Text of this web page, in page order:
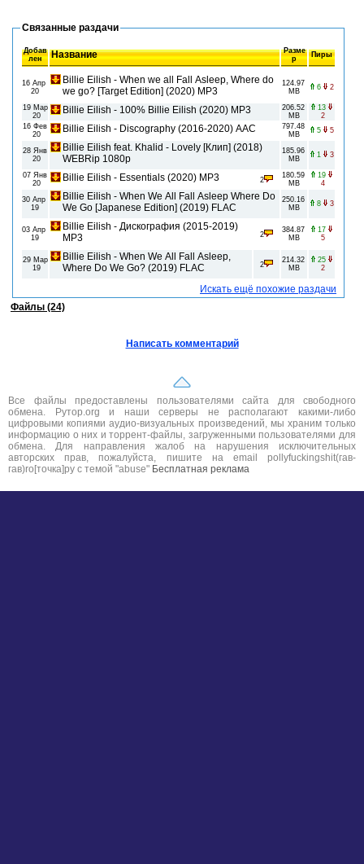
Связанные раздачи
Добав
лен
Название
Разме
р
Пиры
16 Апр
20
Billie Eilish - When we all Fall Asleep, Where do
we go? [Target Edition] (2020) MP3
124.97
MB
6 2
19 Мар
20
Billie Eilish - 100% Billie Eilish (2020) MP3
206.52
MB
13
2
16 Фев
20
Billie Eilish - Discography (2016-2020) AAC
797.48
MB
5 5
28 Янв
20
Billie Eilish feat. Khalid - Lovely [Клип] (2018)
WEBRip 1080p
185.96
MB
1 3
07 Янв
20
Billie Eilish - Essentials (2020) MP3 2
180.59
MB
19
4
30 Апр
19
Billie Eilish - When We All Fall Asleep Where Do
We Go [Japanese Edition] (2019) FLAC
250.16
MB
8 3
03 Апр
19
Billie Eilish - Дискография (2015-2019)
MP3
2
384.87
MB
17
5
29 Мар
19
Billie Eilish - When We All Fall Asleep,
Where Do We Go? (2019) FLAC
2
214.32
MB
25
2
Искать ещё похожие раздачи
Файлы (24)
Написать комментарий
Все файлы предоставлены пользователями сайта для свободного
обмена. Рутор.org и наши серверы не располагают какими-либо
цифровыми копиями аудио-визуальных произведений, мы храним только
информацию о них и торрент-файлы, загруженными пользователями для
обмена. Для направления жалоб на нарушения исключительных
авторских прав, пожалуйста, пишите на email pollyfuckingshit(гав-
гав)ro[точка]ру с темой "abuse" Бесплатная реклама